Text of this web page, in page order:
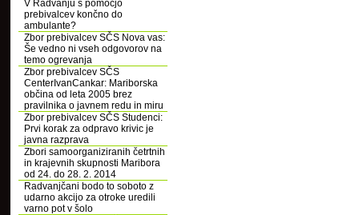
V Radvanju s pomočjo
prebivalcev končno do
ambulante?
Zbor prebivalcev SČS Nova vas:
Še vedno ni vseh odgovorov na
temo ogrevanja
Zbor prebivalcev SČS
CenterIvanCankar: Mariborska
občina od leta 2005 brez
pravilnika o javnem redu in miru
Zbor prebivalcev SČS Studenci:
Prvi korak za odpravo krivic je
javna razprava
Zbori samoorganiziranih četrtnih
in krajevnih skupnosti Maribora
od 24. do 28. 2. 2014
Radvanjčani bodo to soboto z
udarno akcijo za otroke uredili
varno pot v šolo